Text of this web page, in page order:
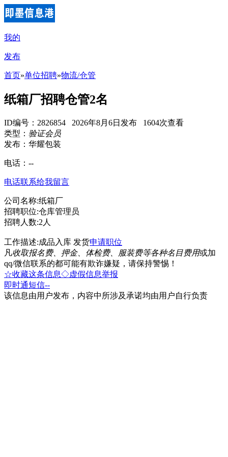
我的
发布
首页»单位招聘»物流/仓管
纸箱厂招聘仓管2名
ID编号：2826854 2026年8月6日发布 1604次查看
类型： 验证会员
发布：华耀包装
电话： --
电话联系给我留言
公司名称:纸箱厂
招聘职位:仓库管理员
招聘人数:2人
工作描述:成品入库 发货申请职位
凡收取报名费、押金、体检费、服装费等各种名目费用或加
qq/微信联系的都可能有欺诈嫌疑，请保持警惕！
☆收藏这条信息◇虚假信息举报
即时通短信--
该信息由用户发布，内容中所涉及承诺均由用户自行负责